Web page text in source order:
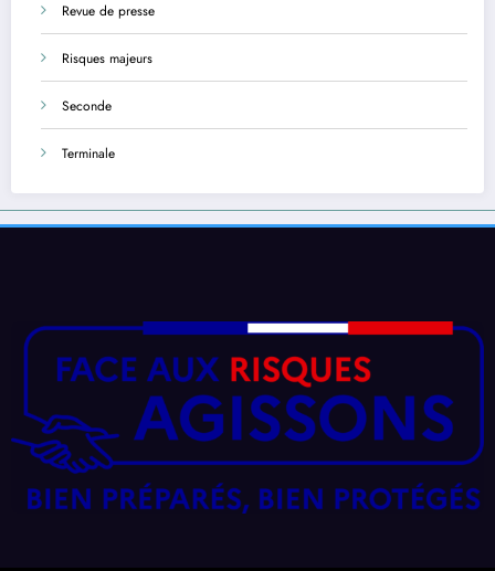
Revue de presse
Risques majeurs
Seconde
Terminale